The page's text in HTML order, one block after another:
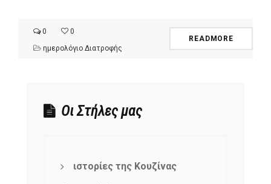
0
0
ημερολόγιο Διατροφής
READMORE
Οι Στήλες μας
ιστορίες της Κουζίνας